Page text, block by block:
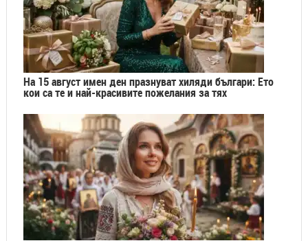
На 15 август имен ден празнуват хиляди българи: Ето
кои са те и най-красивите пожелания за тях